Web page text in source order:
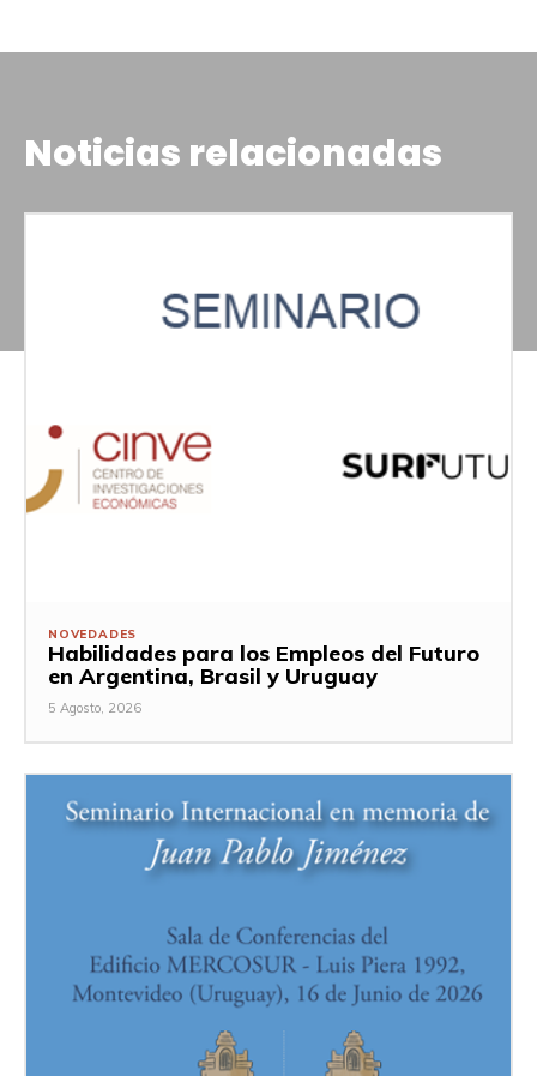
Noticias relacionadas
NOVEDADES
Habilidades para los Empleos del Futuro
en Argentina, Brasil y Uruguay
5 Agosto, 2026